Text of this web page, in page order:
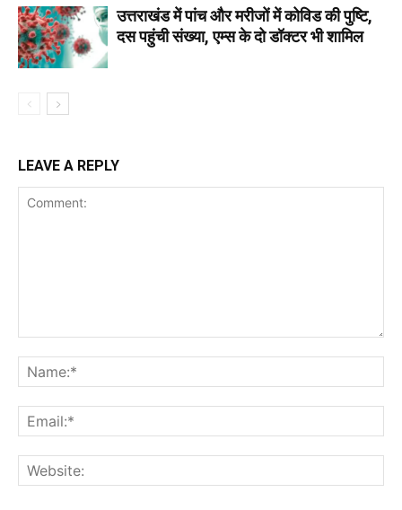
उत्तराखंड में पांच और मरीजों में कोविड की पुष्टि,
दस पहुंची संख्या, एम्स के दो डॉक्टर भी शामिल
LEAVE A REPLY